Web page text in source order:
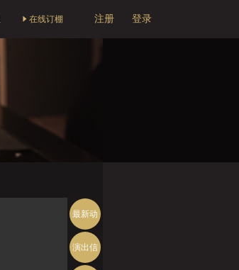
注册 登录
在线订棚
最新动
态
演出信